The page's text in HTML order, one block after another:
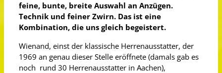
feine, bunte, breite Auswahl an Anzügen.
Technik und feiner Zwirn. Das ist eine
Kombination, die uns gleich begeistert.
Wienand, einst der klassische Herrenausstatter, der
1969 an genau dieser Stelle eröffnete (damals gab es
noch rund 30 Herrenausstatter in Aachen),